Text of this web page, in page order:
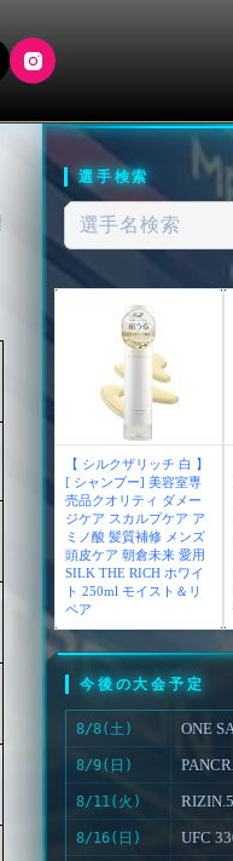
選手検索
【 シルクザリッチ 白 】
[ シャンプー] 美容室専
売品クオリティ ダメー
ジケア スカルプケア ア
ミノ酸 髪質補修 メンズ
頭皮ケア 朝倉未来 愛用
SILK THE RICH ホワイ
ト 250ml モイスト＆リ
ペア
今後の大会予定
8/8(土) ONE
8/9(日)
8/11(火)
8/16(日) UFC